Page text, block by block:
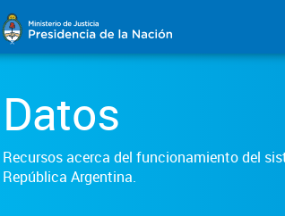
Datos
Recursos acerca del funcionamiento del
República Argentina.